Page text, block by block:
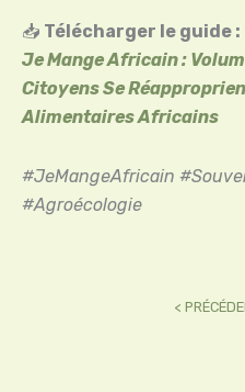
📥 Télécharger le guide :
Je Mange Africain :
Citoyens Se
Alimentaires Africains
#JeMangeAfricain
#Agroécologie
<